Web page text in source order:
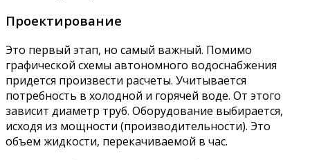
Проектирование
Это первый этап, но самый важный. Помимо
графической схемы автономного водоснабжения
придется произвести расчеты. Учитывается
потребность в холодной и горячей воде. От этого
зависит диаметр труб. Оборудование выбирается,
исходя из мощности (производительности). Это
объем жидкости, перекачиваемой в час.